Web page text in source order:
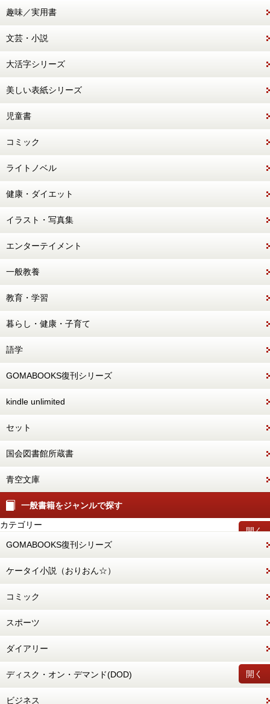
趣味／実用書
文芸・小説
大活字シリーズ
美しい表紙シリーズ
児童書
コミック
ライトノベル
健康・ダイエット
イラスト・写真集
エンターテイメント
一般教養
教育・学習
暮らし・健康・子育て
語学
GOMABOOKS復刊シリーズ
kindle unlimited
セット
国会図書館所蔵書
青空文庫
一般書籍をジャンルで探す
開く
カテゴリー
GOMABOOKS復刊シリーズ
ケータイ小説（おりおん☆）
コミック
スポーツ
ダイアリー
開く
ディスク・オン・デマンド(DOD)
ビジネス